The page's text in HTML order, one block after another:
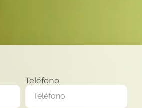
Teléfono